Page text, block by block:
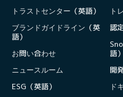
トラストセンター（英語）
ブランドガイドライン（英
語）
お問い合わせ
ニュースルーム
ESG（英語）
ト
認
語）
開
ド